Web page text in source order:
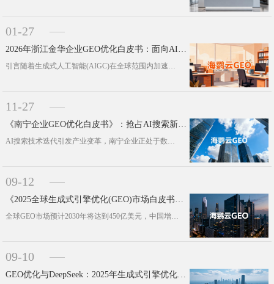
01-27
2026年浙江金华企业GEO优化白皮书：面向AI搜索时代的战略转型
引言随着生成式人工智能(AIGC)在全球范围内加速渗透，企业获客模式与信息触达路径正发生根本性重构。传统搜索引擎优化(SEO)···
11-27
《南宁企业GEO优化白皮书》：抢占AI搜索新风口，引领区域增长新浪潮
AI搜索技术迭代引发产业变革，南宁企业正处于数字化转型的战略节点。传统SEO效能衰减背景下，如何在AI生成内容中实现品牌曝光与···
09-12
《2025全球生成式引擎优化(GEO)市场白皮书》发布：AI正在重构营销，GEO成企业新增长引擎
全球GEO市场预计2030年将达到450亿美元，中国增速领跑，复合年增长率高达81.4%。“AI搜索正在重塑用户获取信息的方式···
09-10
GEO优化与DeepSeek：2025年生成式引擎优化行业白皮书